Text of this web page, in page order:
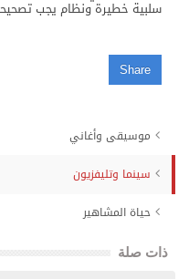
سلبية خطيرة ونظام يجب
Share
موسيقى وأغاني
سينما وتليفزيون
حياة المشاهير
ذات صلة